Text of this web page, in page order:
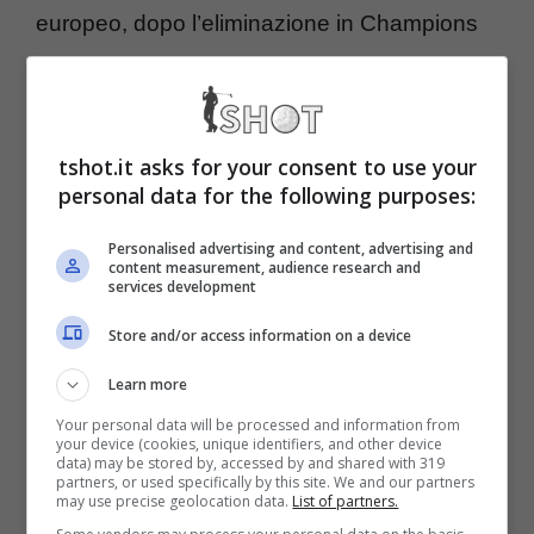
europeo, dopo l’eliminazione in Champions
dell’Atletico Madrid.
Il portiere conteso tra Inter
e Milan: rossoneri in
vantaggio?
Una cosa è certa: la nuova proprietà Oaktree
avallerà colpi ed investimenti sul mercato
solo se ampiamente convenienti e senza
svenarsi, visto chela situazione finanziaria
tshot.it asks for your consent to use your
personal data for the following purposes:
Personalised advertising and content, advertising and
content measurement, audience research and
services development
Store and/or access information on a device
Learn more
Your personal data will be processed and information from
your device (cookies, unique identifiers, and other device
data) may be stored by, accessed by and shared with 319
partners, or used specifically by this site. We and our partners
may use precise geolocation data. List of partners.